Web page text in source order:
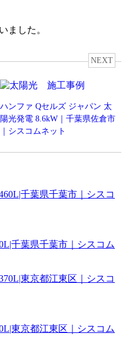
ました。
NEXT
ハンファ Qセルズ ジャパン 太
陽光発電 8.6kW｜千葉県佐倉市
｜シスコムネット
千葉県千葉市｜シスコム
東京都江東区｜シスコム